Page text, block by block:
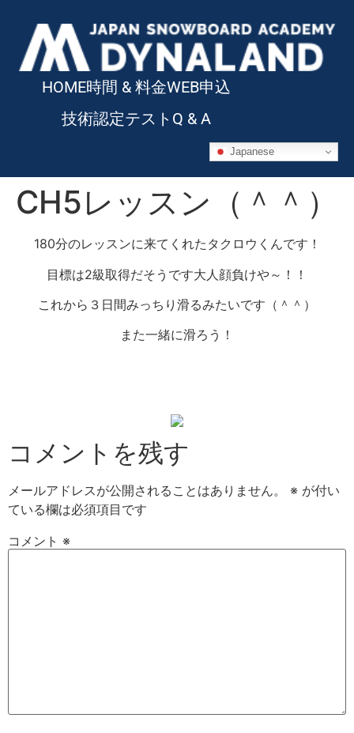
HOME時間 & 料金WEB申込
技術認定テスト Q & A
Japanese
CH5レッスン（＾＾）
180分のレッスンに来てくれたタクロウくんです！
目標は2級取得だそうです大人顔負けや～！！
これから３日間みっちり滑るみたいです（＾＾）
また一緒に滑ろう！
コメントを残す
メールアドレスが公開されることはありません。 ※ が付い
ている欄は必須項目です
コメント ※